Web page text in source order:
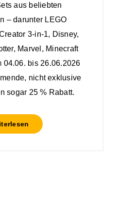
aus beliebten
– darunter LEGO
3-in-1, Disney,
Marvel, Minecraft
04.06. bis 26.06.2026
nicht exklusive
sogar 25 % Rabatt.